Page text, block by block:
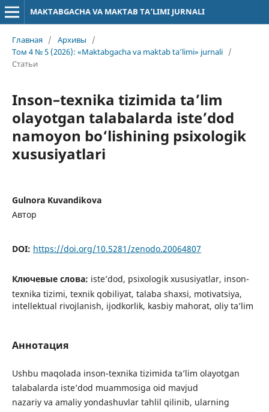
MAKTABGACHA VA MAKTAB TA’LIMI JURNALI
Главная / Архивы
/
Том 4 № 5 (2026): «Maktabgacha va maktab ta’limi» jurnali /
Статьи
Inson–texnika tizimida ta’lim
olayotgan talabalarda iste’dod
namoyon bo‘lishining psixologik
xususiyatlari
Gulnora Kuvandikova
Автор
DOI: https://doi.org/10.5281/zenodo.20064807
Ключевые слова: iste’dod, psixologik xususiyatlar, inson-
texnika tizimi, texnik qobiliyat, talaba shaxsi, motivatsiya,
intellektual rivojlanish, ijodkorlik, kasbiy mahorat, oliy ta’lim
Аннотация
Ushbu maqolada inson-texnika tizimida ta’lim olayotgan
talabalarda iste’dod muammosiga oid mavjud
nazariy va amaliy yondashuvlar tahlil qilinib, ularning